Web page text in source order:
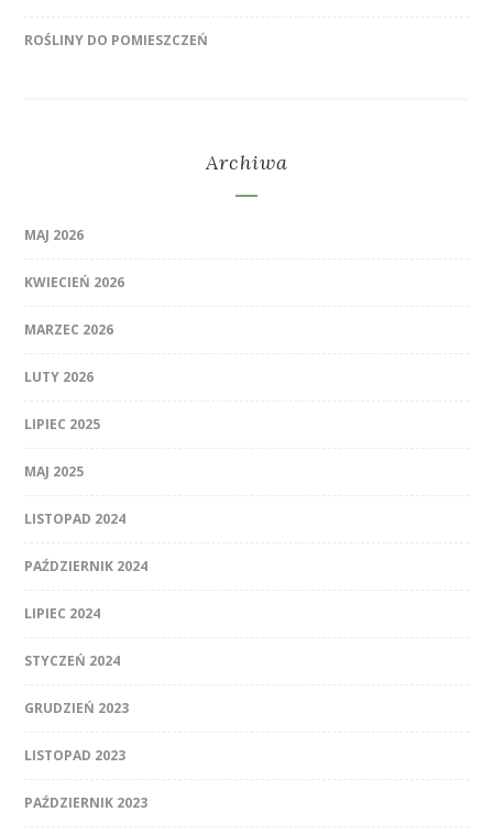
ROŚLINY DO POMIESZCZEŃ
Archiwa
MAJ 2026
KWIECIEŃ 2026
MARZEC 2026
LUTY 2026
LIPIEC 2025
MAJ 2025
LISTOPAD 2024
PAŹDZIERNIK 2024
LIPIEC 2024
STYCZEŃ 2024
GRUDZIEŃ 2023
LISTOPAD 2023
PAŹDZIERNIK 2023